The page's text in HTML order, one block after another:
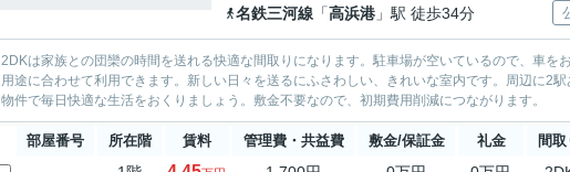
名鉄三河線 「高浜港 」駅 徒歩34分
2DKは家族との団欒の時間を送れる快適な間取りになります。駐車場が空いているので、車を
用途に合わせて利用できます。新しい日々を送るにふさわしい、きれいな室内です。周辺に2
物件で毎日快適な生活をおくりましょう。敷金不要なので、初期費用削減につながります。
部屋番号 所在階 賃料 管理費・共益費 敷金/保証金 礼金 間取